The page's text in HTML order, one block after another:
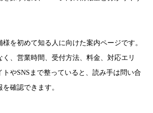
を初めて知る人に向けた案内ページです。
く、営業時間、受付方法、料金、対応エリ
トやSNSまで整っていると、読み手は問い合
確認できます。